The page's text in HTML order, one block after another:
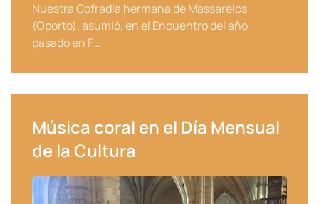
Nuestra Cofradía hermana de Massarelos
(Oporto), asumió, en el Encuentro del año
pasado en F…
Música coral en el Día Mensual
de la Cultura